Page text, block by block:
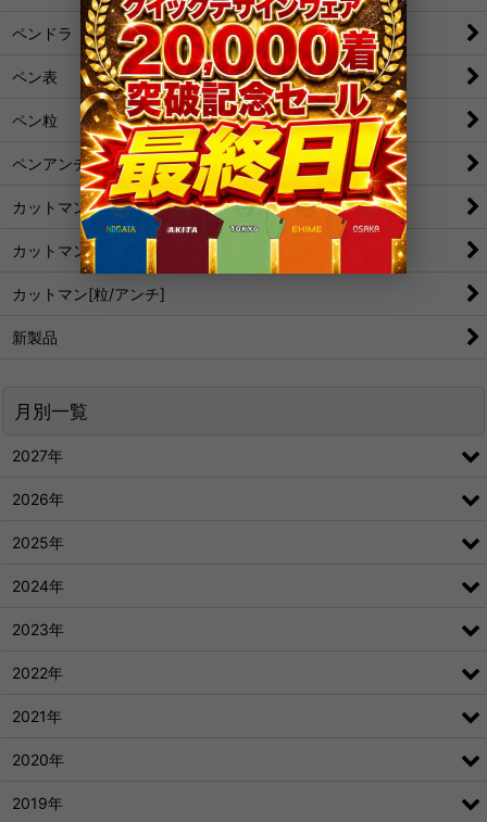
ペンドラ
ペン表
ペン粒
ペンアンチ
カットマン[裏]
カットマン[表/変化表]
カットマン[粒/アンチ]
新製品
月別一覧
2027年
2026年
2025年
2024年
2023年
2022年
2021年
2020年
2019年